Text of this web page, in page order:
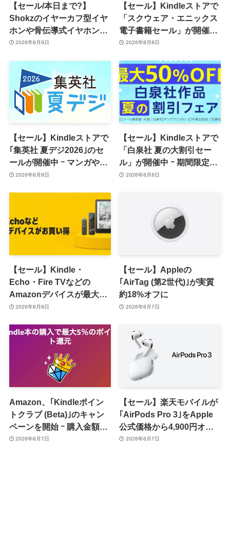
【セール/本日まで?】
Shokzのイヤーカフ型イヤ
ホンや骨伝導式イヤホンが
一律10％のポイント還元に
2026年8月9日
【セール】Kindleストアで
「スクウェア・エニックス
電子書籍セール」が開催中
ｰ コミックやゲーム関連書
2026年8月8日
【セール】Kindleストアで
｢集英社 夏デジ2026｣のセ
ールが開催中 ｰ マンガや写
真集など1,000冊以上が
2026年8月8日
【セール】Kindleストアで
「白泉社 夏の大割引セー
ル」が開催中 ｰ 期間限定
70％オフや全巻50％オフな
2026年8月8日
【セール】Kindle・
Echo・Fire TVなどの
Amazonデバイスが最大
31%オフに
2026年8月8日
【セール】Appleの
｢AirTag (第2世代)｣が実質
約18%オフに
2026年8月7日
Amazon、｢Kindleポイン
トクラブ (Beta)｣のキャン
ペーンを開始 ｰ 購入金額に
応じて来月のポイント還元
2026年8月7日
【セール】楽天モバイルが
｢AirPods Pro 3｣をApple
公式価格から4,900円オフ
で販売中
2026年8月7日